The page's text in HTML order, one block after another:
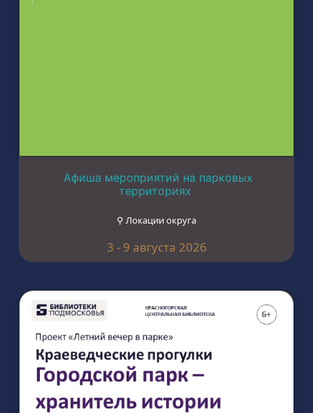
Афиша мероприятий на парковых
территориях
⚲ Локации округа
3 - 9 августа 2026